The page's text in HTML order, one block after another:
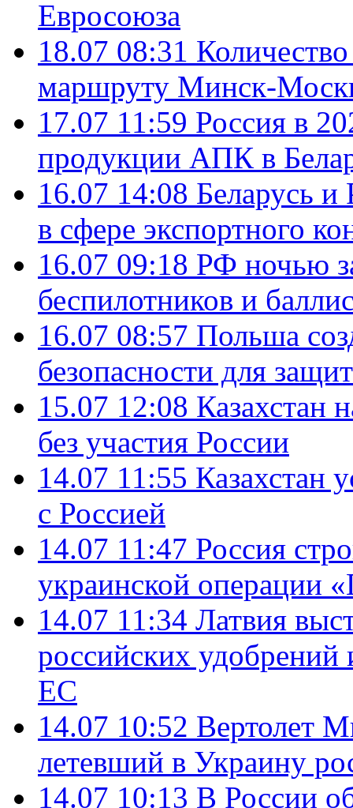
Евросоюза
18.07 08:31
маршруту Минск-
17.07 11:59 Россия в
продукции АПК в
16.07 14:08 Беларусь и
в сфере экспортного
16.07 09:18 РФ ночью
беспилотников и
16.07 08:57 Польша
безопасности для
15.07 12:08 Казахстан
без участия России
14.07 11:55 Казахстан
с Россией
14.07 11:47 Россия
украинской операции
14.07 11:34 Латвия
российских
ЕС
14.07 10:52 Вертолет
летевший в Украину
14.07 10:13 В России